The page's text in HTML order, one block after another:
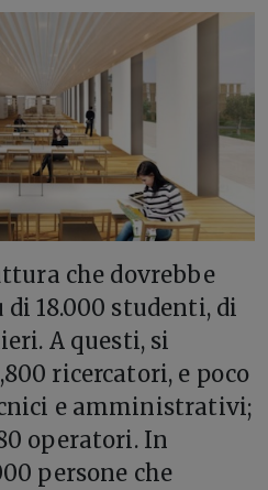
che dovrebbe
18.000 studenti, di
A questi, si
ricercatori, e poco
e amministrativi;
operatori. In
persone che